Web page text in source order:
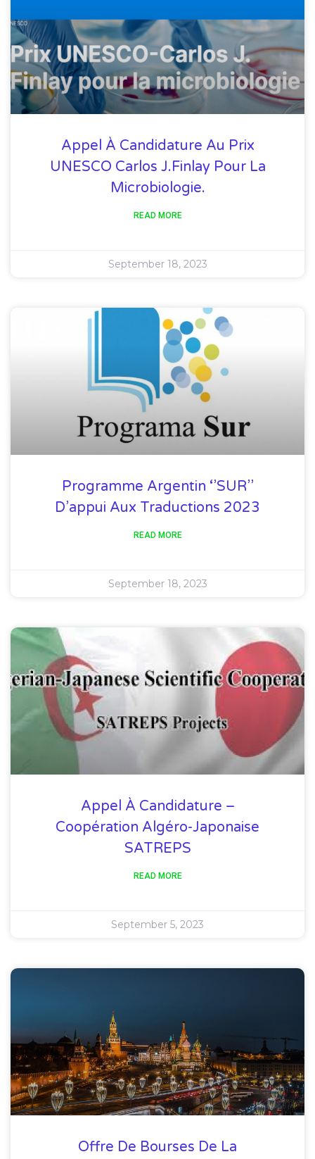
Appel À Candidature Au Prix
UNESCO Carlos J.Finlay Pour La
Microbiologie.
READ MORE
September 18, 2023
Programme Argentin ‘’SUR’’
D’appui Aux Traductions 2023
READ MORE
September 18, 2023
Appel À Candidature –
Coopération Algéro-Japonaise
SATREPS
READ MORE
September 5, 2023
Offre De Bourses De La